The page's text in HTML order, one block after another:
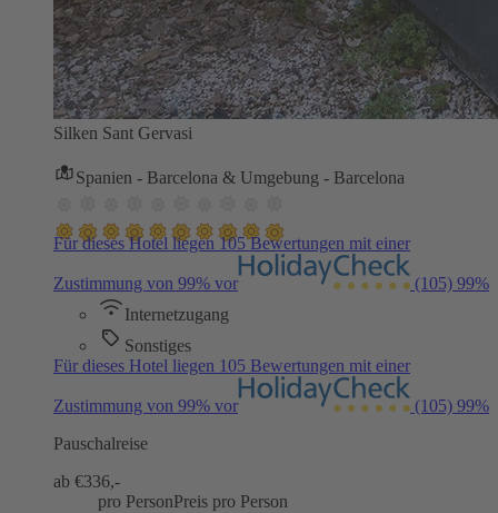
Silken Sant Gervasi
Spanien - Barcelona & Umgebung - Barcelona
Für dieses Hotel liegen 105 Bewertungen mit einer
Zustimmung von 99% vor (105) 99%
Internetzugang
Sonstiges
Für dieses Hotel liegen 105 Bewertungen mit einer
Zustimmung von 99% vor (105) 99%
Pauschalreise
ab €336,-
pro PersonPreis pro Person